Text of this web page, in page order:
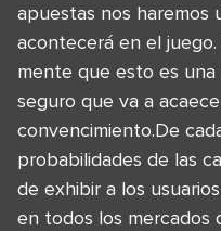
apuestas nos haremos
acontecerá en el
mente que esto es
seguro que va a
convencimiento.De
probabilidades de las
de exhibir a los
en todos los mercados